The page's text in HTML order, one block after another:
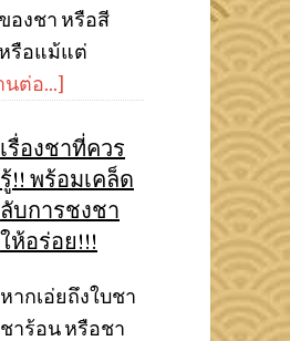
องชา หรือสี
รือแม้แต่
นต่อ...]
เรื่องชาที่ควร
รู้!! พร้อมเคล็ด
ลับการชงชา
ให้อร่อย!!!
หากเอ่ยถึงใบชา
ชาร้อน หรือชา